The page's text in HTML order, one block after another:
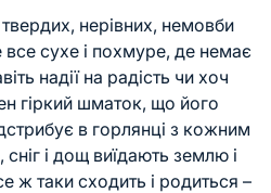
нерівних, немовби
сухе і похмуре, де немає
надії на радість чи хоч
гіркий шматок, що його
в горлянці з кожним
і дощ виїдають землю і
ж таки сходить і родиться –